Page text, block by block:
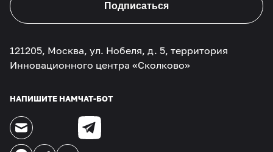
Подписаться
121205, Москва, ул. Нобеля, д. 5, территория
Инновационного центра «Сколково»
НАПИШИТЕ НАМЧАТ-БОТ